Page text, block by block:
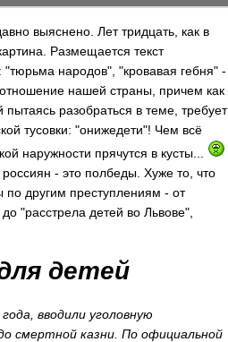
выяснено. Лет тридцать, как в
Размещается текст
народов", "кровавая гебня" -
нашей страны, причем как
разобраться в теме, требует
тусовки: "онижедети"! Чем всё
наружности прячутся в кусты...
- это полбеды. Хуже то, что
по другим преступлениям - от
"расстрела детей во Львове",
детей
вводили уголовную
смертной казни. По официальной